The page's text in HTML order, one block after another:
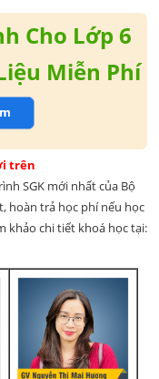
Cho Lớp 6
Miễn Phí
trên
SGK mới nhất của Bộ
hoàn trả học phí nếu học
khảo chi tiết khoá học tại: